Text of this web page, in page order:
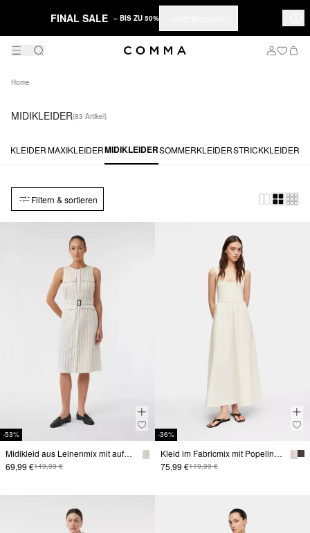
FINAL SALE – BIS ZU 50%
Home
MIDIKLEIDER(83 Artikel)
KLEIDERMAXIKLEIDERMIDIKLEIDERSOMMERKLEIDERSTRICKKLEIDER
Filtern & sortieren
-53%
Midikleid aus Leinenmix mit aufgesetzten Taschen
69,99 €149,99 €
-36%
Kleid im Fabricmix mit Popeline-Rock und Eingrifftaschen
75,99 €119,99 €